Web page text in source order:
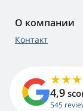
О компании
Контакт
4,9
545